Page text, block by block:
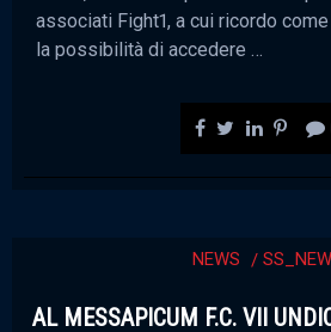
associati Fight1, a cui ricordo
la possibilità di accedere …
NEWS
AL MESSAPICUM F.C. VII